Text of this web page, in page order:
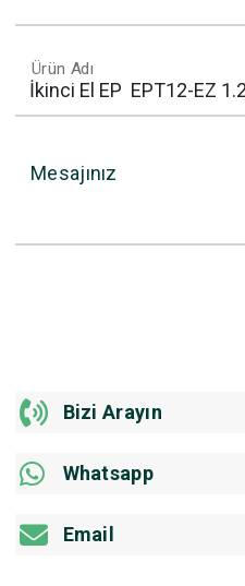
Ürün Adı
Mesajınız
Bizi Arayın
Whatsapp
Email